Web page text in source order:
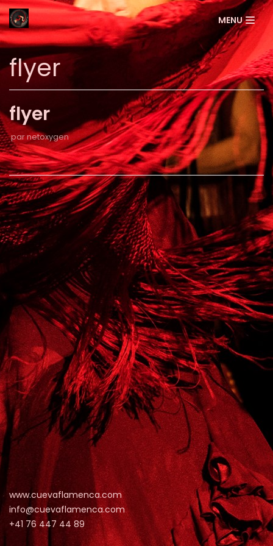
Aller
au
contenu
MENU
flyer
flyer
parnetoxygen
www.cuevaflamenca.com
info@cuevaflamenca.com
+41 76 447 44 89